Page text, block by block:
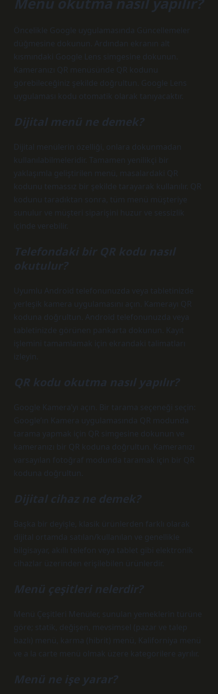
Öncelikle Google uygulamasında Güncellemeler
düğmesine dokunun. Ardından ekranın alt
kısmındaki Google Lens simgesine dokunun.
Kameranızı QR menüsünde QR kodunu
görebileceğiniz şekilde doğrultun. Google Lens
uygulaması kodu otomatik olarak tanıyacaktır.
Dijital menü ne demek?
Dijital menülerin özelliği, onlara dokunmadan
kullanılabilmeleridir. Tamamen yenilikçi bir
yaklaşımla geliştirilen menü, masalardaki QR
kodunu temassız bir şekilde tarayarak kullanılır. QR
kodunu taradıktan sonra, tüm menü müşteriye
sunulur ve müşteri siparişini huzur ve sessizlik
içinde verebilir.
Telefondaki bir QR kodu nasıl
okutulur?
Uyumlu Android telefonunuzda veya tabletinizde
yerleşik kamera uygulamasını açın. Kamerayı QR
koduna doğrultun. Android telefonunuzda veya
tabletinizde görünen pankarta dokunun. Kayıt
işlemini tamamlamak için ekrandaki talimatları
izleyin.
QR kodu okutma nasıl yapılır?
Google Kamera’yı açın. Bir tarama seçeneği seçin:
Google’ın Kamera uygulamasında QR modunda
tarama yapmak için QR simgesine dokunun ve
kameranızı bir QR koduna doğrultun. Kameranızı
varsayılan fotoğraf modunda taramak için bir QR
koduna doğrultun.
Dijital cihaz ne demek?
Başka bir deyişle, klasik ürünlerden farklı olarak
dijital ortamda satılan/kullanılan ve genellikle
bilgisayar, akıllı telefon veya tablet gibi elektronik
cihazlar üzerinden erişilebilen ürünlerdir.
Menü çeşitleri nelerdir?
Menü Çeşitleri Menüler, sunulan yemeklerin türüne
göre; statik, değişen, mevsimsel (pazar ve talep
bazlı) menü, karma (hibrit) menü, Kaliforniya menü
ve a la carte menü olmak üzere kategorilere ayrılır.
Menü ne işe yarar?